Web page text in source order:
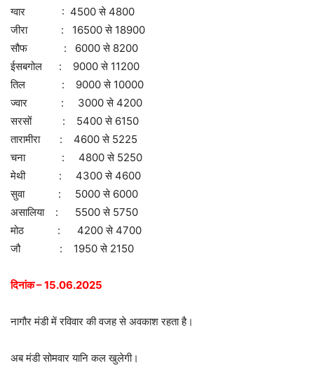
ग्वार : 4500 से 4800
जीरा : 16500 से 18900
सौफ : 6000 से 8200
ईसबगोल : 9000 से 11200
तिल : 9000 से 10000
ज्वार : 3000 से 4200
सरसों : 5400 से 6150
तारामीरा : 4600 से 5225
चना : 4800 से 5250
मेथी : 4300 से 4600
सुवा : 5000 से 6000
असालिया : 5500 से 5750
मोठ : 4200 से 4700
जौ : 1950 से 2150
दिनांक – 15.06.2025
नागौर मंडी में रविवार की वजह से अवकाश रहता है।
अब मंडी सोमवार यानि कल खुलेगी।